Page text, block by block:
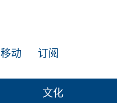
订阅
移动
文化